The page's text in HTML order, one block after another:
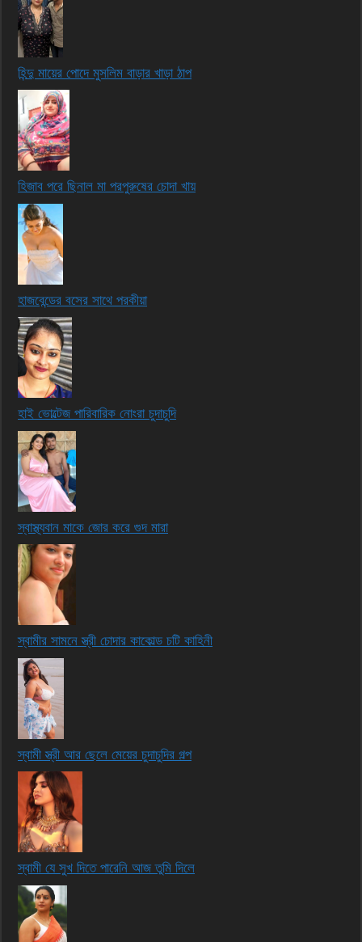
হিন্দু মায়ের পোদে মুসলিম বাড়ার খাড়া ঠাপ
হিজাব পরে ছিনাল মা পরপুরুষের চোদা খায়
হাজবেন্ডের বসের সাথে পরকীয়া
হাই ভোল্টেজ পারিবারিক নোংরা চুদাচুদি
স্বাস্থ্যবান মাকে জোর করে গুদ মারা
স্বামীর সামনে স্ত্রী চোদার কাকোল্ড চটি কাহিনী
স্বামী স্ত্রী আর ছেলে মেয়ের চুদাচুদির গল্প
স্বামী যে সুখ দিতে পারেনি আজ তুমি দিলে